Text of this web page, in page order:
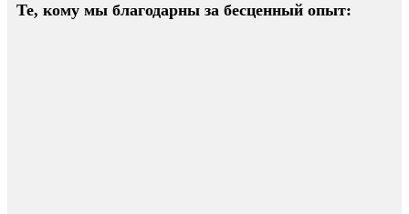
Те, кому мы благодарны за бесценный опыт: